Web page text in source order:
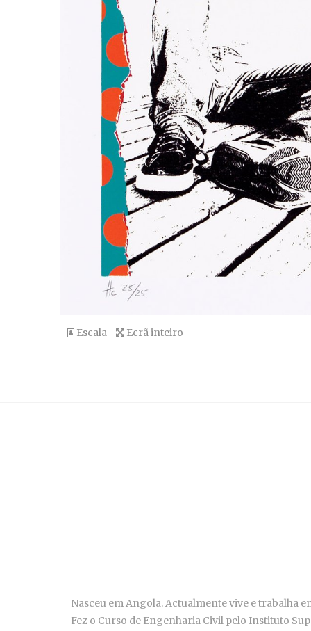
Escala Ecrã inteiro
Nasceu em Angola. Actualmente vive e trabalha
Fez o Curso de Engenharia Civil pelo Instituto